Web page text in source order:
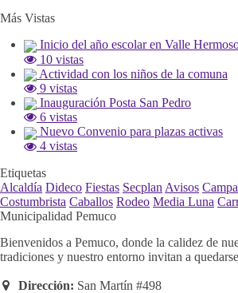
Más Vistas
Inicio del año escolar en Valle
10 vistas
Actividad con los niños de la comuna
9 vistas
Inauguración Posta San Pedro
6 vistas
Nuevo Convenio para plazas activas
4 vistas
Etiquetas
Alcaldía Dideco Fiestas Secplan Avisos
Costumbrista Caballos Rodeo Media Luna
Municipalidad Pemuco
Bienvenidos a Pemuco, donde la calidez de
tradiciones y nuestro entorno invitan a
Dirección: San Martín #498